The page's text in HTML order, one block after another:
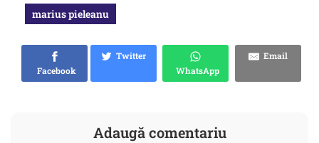
marius pieleanu
Facebook
Twitter
WhatsApp
Email
Adaugă comentariu